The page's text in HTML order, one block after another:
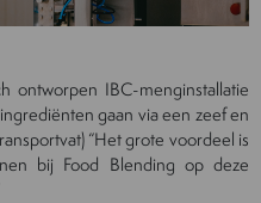
ontworpen IBC-menginstallatie
gaan via een zeef en
“Het grote voordeel is
bij Food Blending op deze